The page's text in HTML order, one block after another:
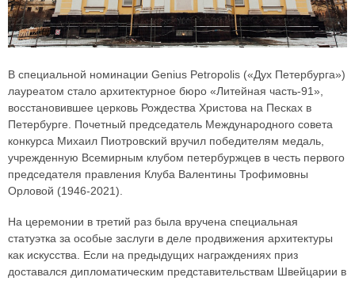
В специальной номинации Genius Petropolis («Дух Петербурга»)
лауреатом стало архитектурное бюро «Литейная часть-91»,
восстановившее церковь Рождества Христова на Песках в
Петербурге. Почетный председатель Международного совета
конкурса Михаил Пиотровский вручил победителям медаль,
учрежденную Всемирным клубом петербуржцев в честь первого
председателя правления Клуба Валентины Трофимовны
Орловой (1946-2021).
На церемонии в третий раз была вручена специальная
статуэтка за особые заслуги в деле продвижения архитектуры
как искусства. Если на предыдущих награждениях приз
доставался дипломатическим представительствам Швейцарии в